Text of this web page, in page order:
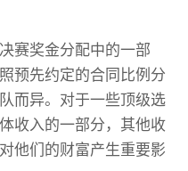
赛奖金分配中的一部
预先约定的合同比例分
而异。对于一些顶级选
收入的一部分，其他收
他们的财富产生重要影